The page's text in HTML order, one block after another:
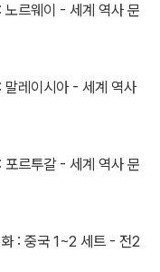
르웨이 - 세계 역사 문
레이시아 - 세계 역사
르투갈 - 세계 역사 문
: 중국 1~2 세트 - 전2